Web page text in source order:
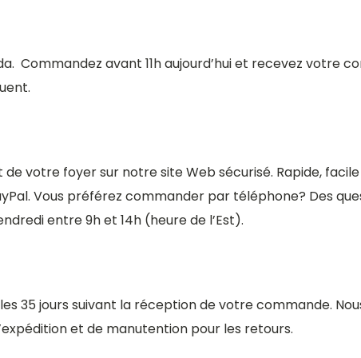
Commandez avant 11h aujourd’hui et recevez votre
votre foyer sur notre site Web sécurisé. Rapide,
Vous préférez commander par téléphone? Des
entre 9h et 14h (heure de l’Est).
35 jours suivant la réception de votre commande.
et de manutention pour les retours.